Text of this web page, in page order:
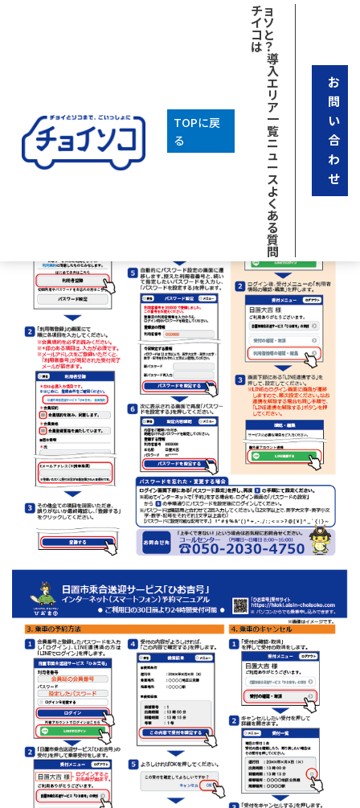
TOPに戻
る
チョ
イソ
コと
は？
導
入
エ
リ
ア
一
覧
ニ
ュ
ー
ス
よ
く
あ
る
質
問
お
問
い
合
わ
せ